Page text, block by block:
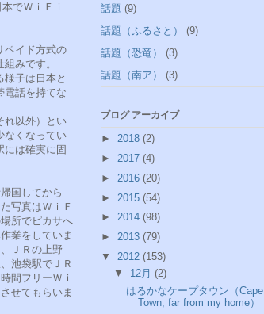
でＷｉＦｉ
ペイド方式の
組みです。
子は日本と
電話を持てな
れ以外）とい
なくなってい
には確実に固
国してから
写真はＷｉＦ
場所でピカサへ
業をしていま
ＪＲの上野
池袋駅でＪＲ
間フリーＷｉ
せてもらいま
話題 (9)
話題（ふるさと）
(9)
話題（恐竜）
(3)
話題（南ア）
(3)
ブログ アーカイブ
► 2018 (2)
► 2017 (4)
► 2016 (20)
► 2015 (54)
► 2014 (98)
► 2013 (79)
▼ 2012 (153)
▼ 12月 (2)
はるかなケープタウン（Cape
Town, far from my home）